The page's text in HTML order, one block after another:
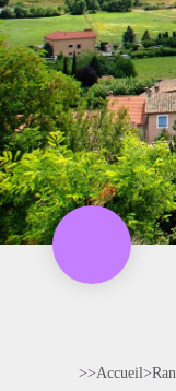
>>Accueil>